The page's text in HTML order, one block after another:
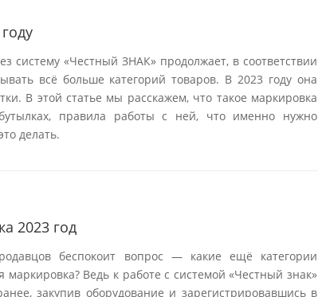
систему «Честный ЗНАК» продолжает, в соответствии
всё больше категорий товаров. В 2023 году она
В этой статье мы расскажем, что такое маркировка
правила работы с ней, что именно нужно
делать.
2023 год
беспокоит вопрос — какие ещё категории
маркировка? Ведь к работе с системой «Честный знак»
закупив оборудование и зарегистрировавшись в